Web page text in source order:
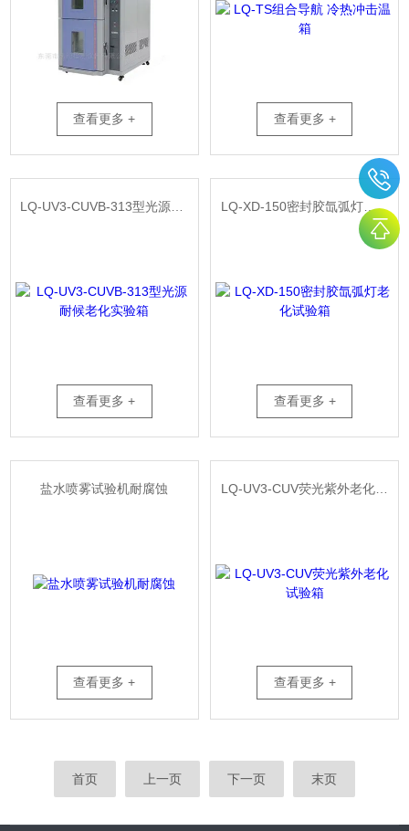
查看更多 + 查看更多 +
LQ-UV3-CUVB-313型光源耐候老化实验箱
查看更多 +
LQ-XD-150密封胶氙弧灯老化试验箱
查看更多 +
盐水喷雾试验机耐腐蚀
查看更多 +
LQ-UV3-CUV荧光紫外老化试验箱
查看更多 +
首页 上一页 下一页 末页